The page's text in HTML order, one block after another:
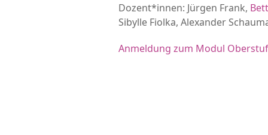
Dozent*innen: Jürgen Frank,
Sibylle Fiolka, Alexander
Anmeldung zum Modul